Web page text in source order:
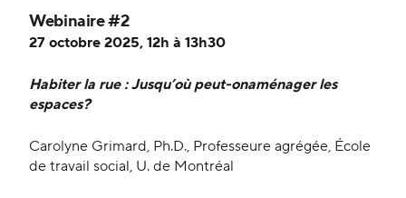
Webinaire #2
27 octobre 2025, 12h à 13h30
Habiter la rue : Jusqu’où peut-onaménager les
espaces?
Carolyne Grimard, Ph.D., Professeure agrégée, École
de travail social, U. de Montréal